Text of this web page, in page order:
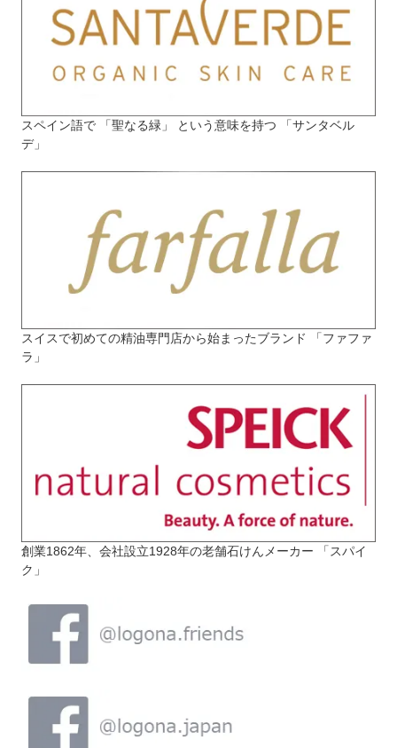
スペイン語で 「聖なる緑」 という意味を持つ 「サンタベル
デ」
スイスで初めての精油専門店から始まったブランド 「ファファ
ラ」
創業1862年、会社設立1928年の老舗石けんメーカー 「スパイ
ク」